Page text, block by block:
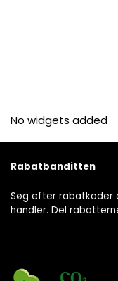
No widgets added
Rabatbanditten
Søg efter rabatkoder
handler. Del